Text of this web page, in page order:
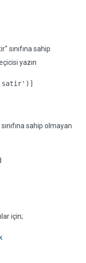
sınıfına sahip
yazın
sahip olmayan
için;